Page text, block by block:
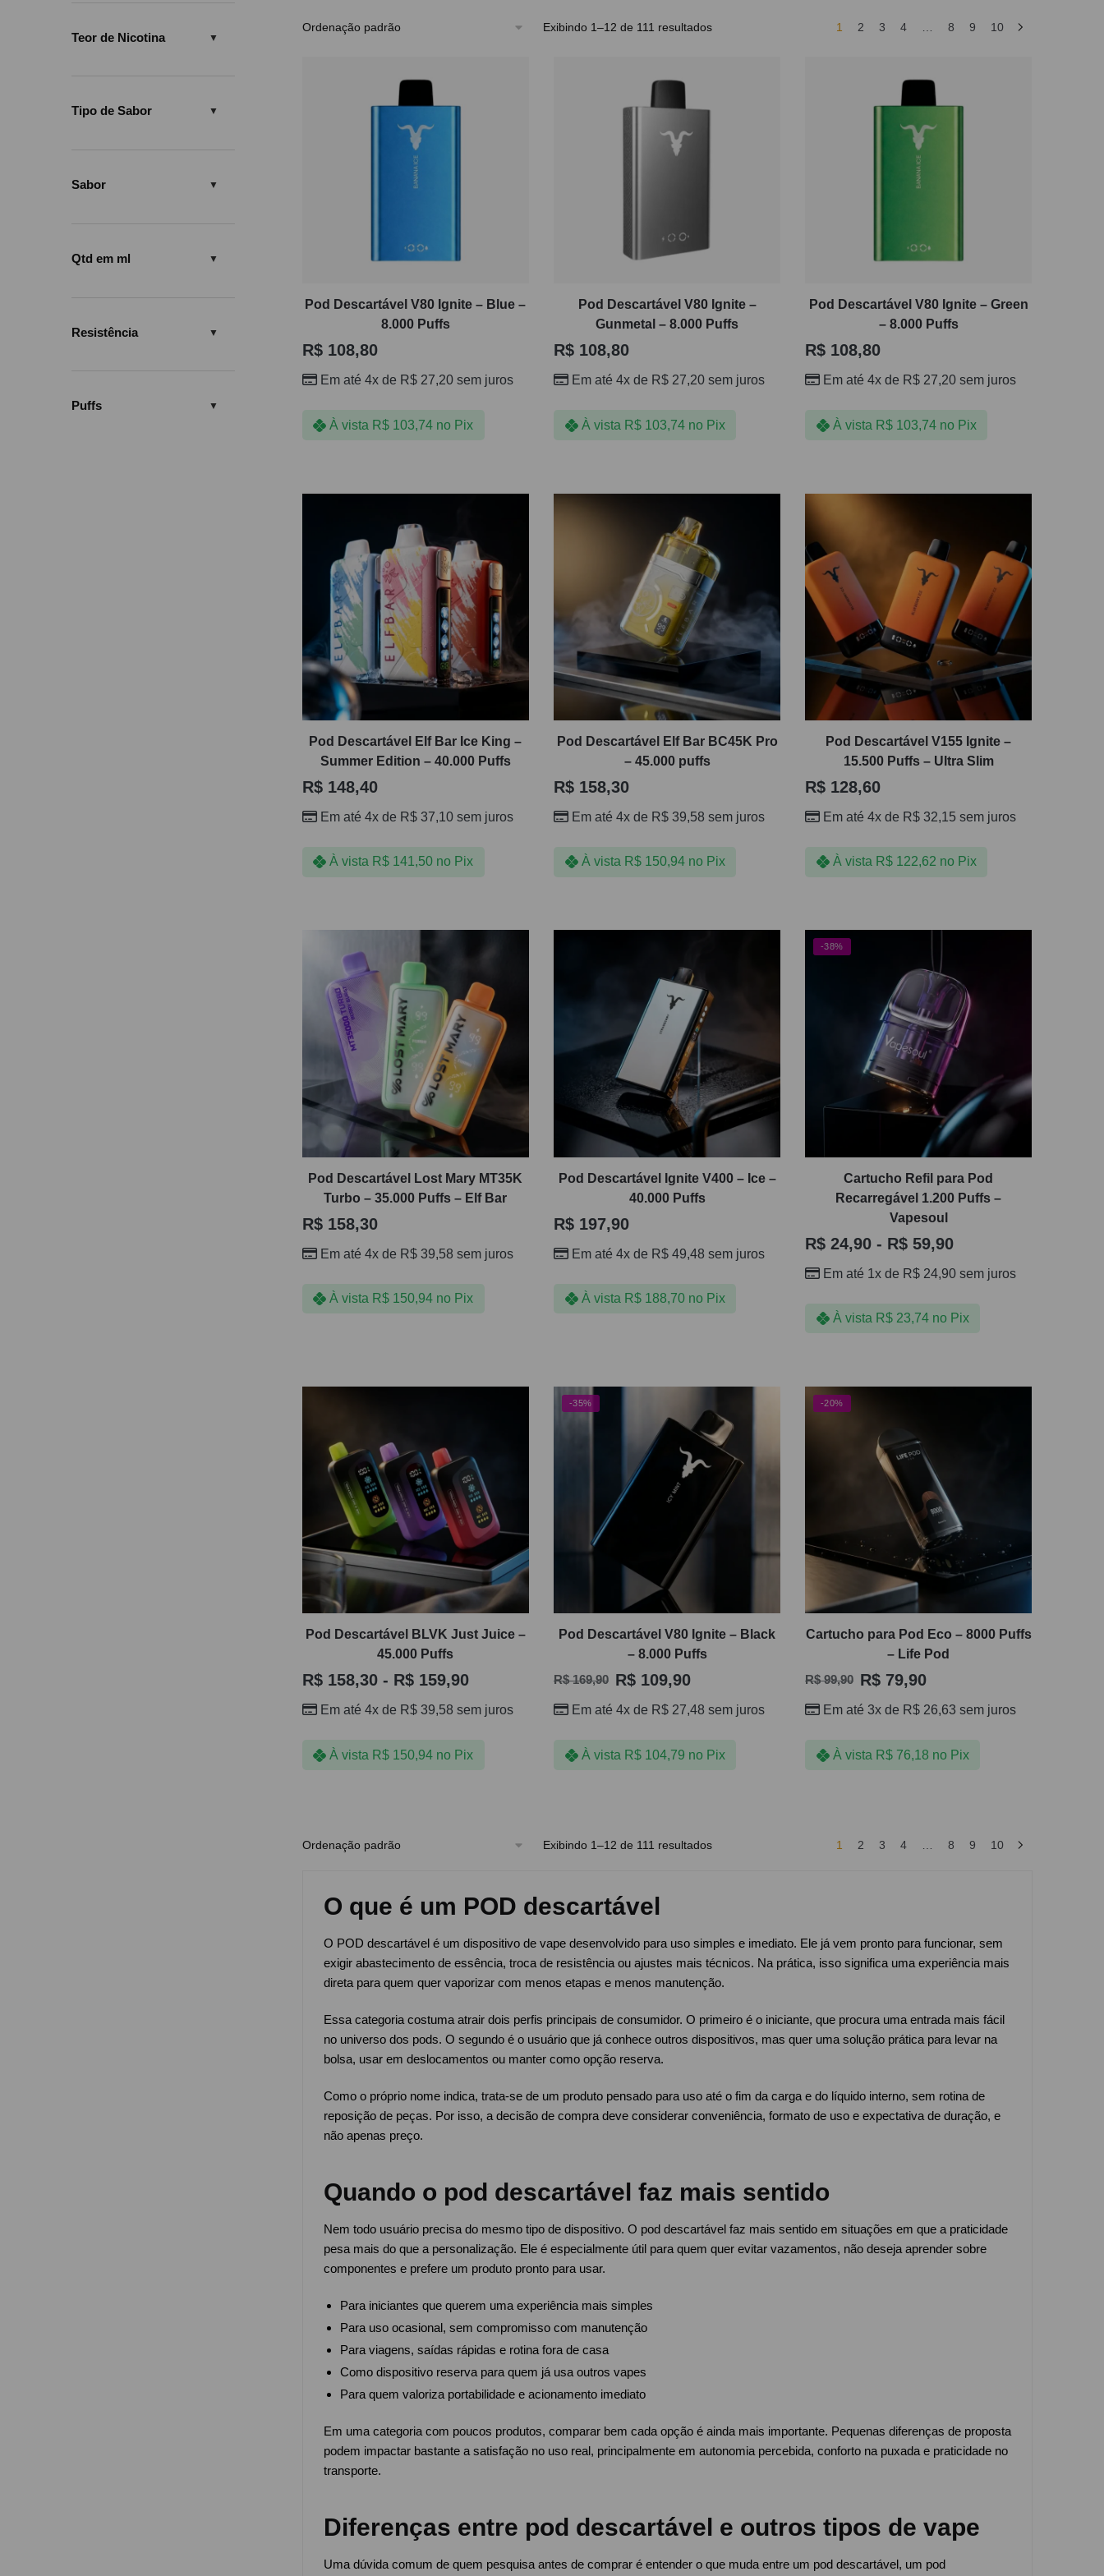
Mesmo com uma seleção enxuta, esta categoria reúne produtos voltados a quem procura facilidade, acionamento
ponto, aqui estão as opções certas para comparar e escolher com mais segurança.
Exibindo 1–12 de 111 resultados 1 2 3 4 8 9 10
Pod Descartável V80 Ignite – Blue –
8.000 Puffs
R$108,80
Em até 4x de R$27,20sem juros
À vista R$ 103,74 no Pix
Pod Descartável V80 Ignite –
Gunmetal – 8.000 Puffs
R$108,80
Em até 4x de R$27,20sem juros
À vista R$103,74 no Pix
Pod Descartável V80 Ignite – Green
– 8.000 Puffs
R$ 108,80
Em até 4x de R$ 27,20 sem juros
À vista R$103,74 no Pix
Pod Descartável Elf Bar Ice King –
Summer Edition – 40.000 Puffs
R$148,40
Em até 4x de R$37,10sem juros
À vista R$ 141,50 no Pix
Pod Descartável Elf Bar BC45K Pro
– 45.000 puffs
R$158,30
Em até 4x de R$39,58 sem juros
À vista R$150,94 no Pix
Pod Descartável V155 Ignite –
15.500 Puffs – Ultra Slim
R$ 128,60
Em até 4x de R$ 32,15 sem juros
À vista R$122,62 no Pix
Pod Descartável Lost Mary MT35K
Turbo – 35.000 Puffs – Elf Bar
R$158,30
Em até 4x de R$39,58 sem juros
À vista R$ 150,94 no Pix
Pod Descartável Ignite V400 – Ice –
40.000 Puffs
R$197,90
Em até 4x de R$49,48 sem juros
À vista R$188,70 no Pix
-38%
Cartucho Refil para Pod
Recarregável 1.200 Puffs –
Vapesoul
R$ 24,90 - R$ 59,90
Em até 1x de R$ 24,90 sem juros
À vista R$23,74 no Pix
Pod Descartável BLVK Just Juice –
45.000 Puffs
R$158,30 - R$159,90
Em até 4x de R$39,58 sem juros
À vista R$ 150,94 no Pix
-35%
Pod Descartável V80 Ignite – Black
– 8.000 Puffs
R$169,90 R$109,90
Em até 4x de R$27,48 sem juros
À vista R$104,79 no Pix
-20%
Cartucho para Pod Eco – 8000 Puffs
– Life Pod
R$99,90 R$ 79,90
Em até 3x de R$ 26,63 sem juros
À vista R$76,18 no Pix
Exibindo 1–12 de 111 resultados 1 2 3 4 8 9 10
O que é um POD descartável
O POD descartável é um dispositivo de vape desenvolvido para uso simples e imediato. Ele já vem pronto para funcionar, sem
exigir abastecimento de essência, troca de resistência ou ajustes mais técnicos. Na prática, isso significa uma experiência mais
direta para quem quer vaporizar com menos etapas e menos manutenção.
Essa categoria costuma atrair dois perfis principais de consumidor. O primeiro é o iniciante, que procura uma entrada mais fácil
no universo dos pods. O segundo é o usuário que já conhece outros dispositivos, mas quer uma solução prática para levar na
bolsa, usar em deslocamentos ou manter como opção reserva.
Como o próprio nome indica, trata-se de um produto pensado para uso até o fim da carga e do líquido interno, sem rotina de
reposição de peças. Por isso, a decisão de compra deve considerar conveniência, formato de uso e expectativa de duração, e
não apenas preço.
Quando o pod descartável faz mais sentido
Nem todo usuário precisa do mesmo tipo de dispositivo. O pod descartável faz mais sentido em situações em que a praticidade
pesa mais do que a personalização. Ele é especialmente útil para quem quer evitar vazamentos, não deseja aprender sobre
componentes e prefere um produto pronto para usar.
Para iniciantes que querem uma experiência mais simples
Para uso ocasional, sem compromisso com manutenção
Para viagens, saídas rápidas e rotina fora de casa
Como dispositivo reserva para quem já usa outros vapes
Para quem valoriza portabilidade e acionamento imediato
Em uma categoria com poucos produtos, comparar bem cada opção é ainda mais importante. Pequenas diferenças de proposta
podem impactar bastante a satisfação no uso real, principalmente em autonomia percebida, conforto na puxada e praticidade no
transporte.
Diferenças entre pod descartável e outros tipos de vape
Uma dúvida comum de quem pesquisa antes de comprar é entender o que muda entre um pod descartável, um pod
Teor de Nicotina
Tipo de Sabor
Sabor
Qtd em ml
Resistência
Puffs